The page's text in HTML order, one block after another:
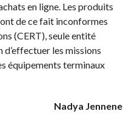
en ligne. Les produits
de ce fait inconformes
(CERT), seule entité
les missions
équipements terminaux
Nadya Jennene